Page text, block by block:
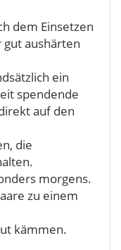
dem Einsetzen
gut aushärten
ein
spendende
auf den
die
morgens.
zu einem
kämmen.